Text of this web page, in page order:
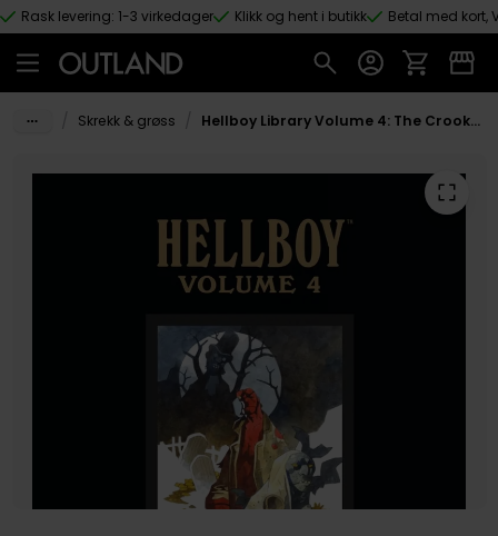
Hopp til hovedinnhold
Rask levering: 1-3 virkedager Klikk og hent i butikk Betal med kort,
Skrekk & grøss Hellboy Library Volume 4: The Crooked Man and The Troll Witch